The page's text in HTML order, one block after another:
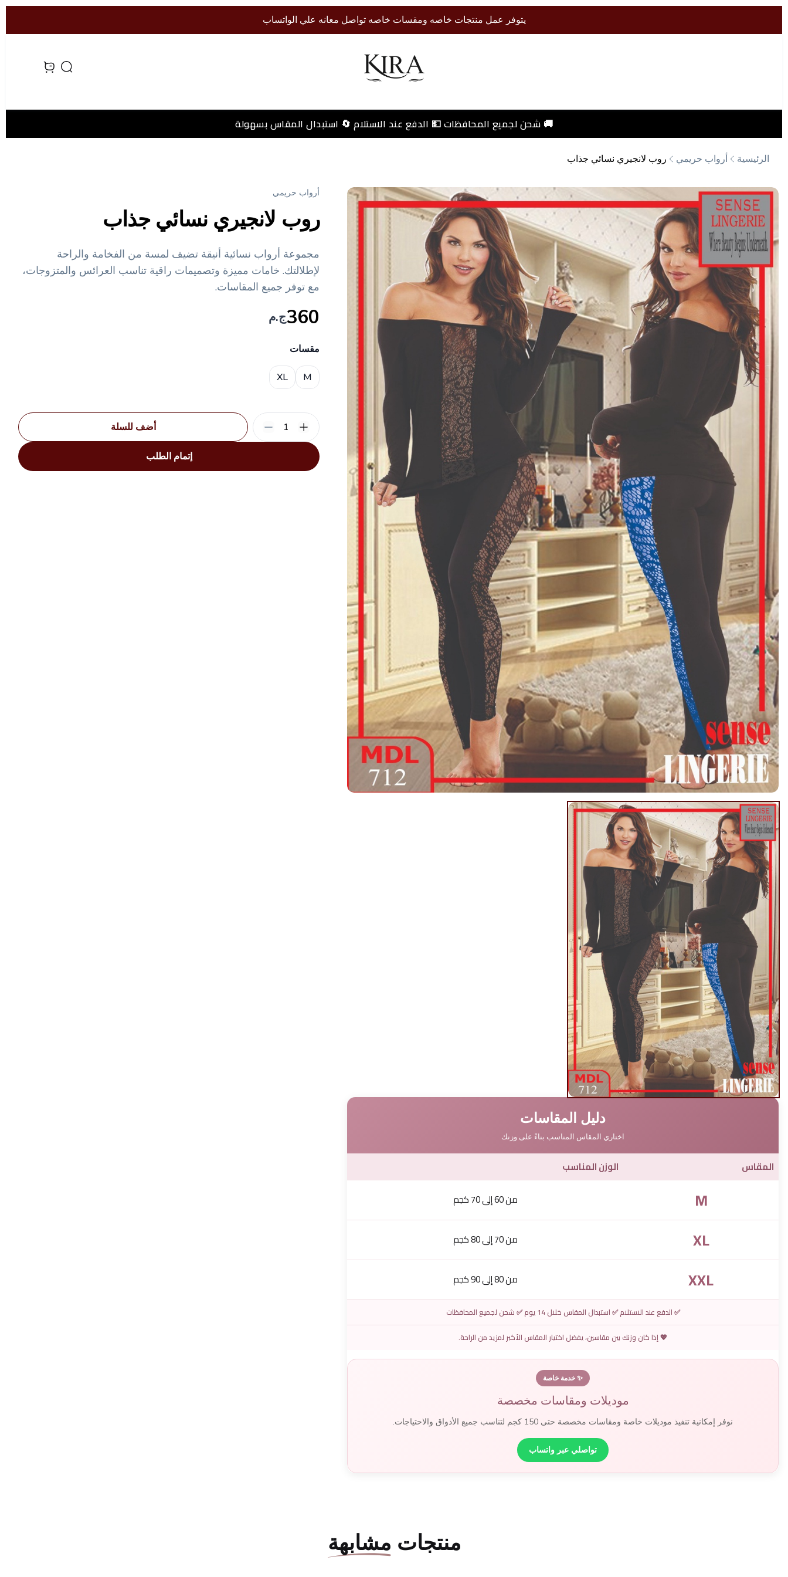
يتوفر عمل منتجات خاصه ومقسات خاصه تواصل معانه علي الواتساب
Search
view bag
🚚 شحن لجميع المحافظات 💵 الدفع عند الاستلام 🔄 استبدال المقاس بسهولة
الرئيسية أرواب حريمي روب لانجيري نسائي جذاب
دليل المقاسات
اختاري المقاس المناسب بناءً على وزنك
المقاس الوزن المناسب
M من 60 إلى 70 كجم
XL من 70 إلى 80 كجم
XXL من 80 إلى 90 كجم
✅ الدفع عند الاستلام ✅ استبدال المقاس خلال 14 يوم ✅ شحن لجميع المحافظات
💖 إذا كان وزنك بين مقاسين، يفضل اختيار المقاس الأكبر لمزيد من الراحة.
✨ خدمة خاصة
موديلات ومقاسات مخصصة
نوفر إمكانية تنفيذ موديلات خاصة ومقاسات مخصصة حتى 150 كجم لتناسب جميع الأذواق والاحتياجات.
تواصلي عبر واتساب
أرواب حريمي
روب لانجيري نسائي جذاب
مجموعة أرواب نسائية أنيقة تضيف لمسة من الفخامة والراحة
لإطلالتك. خامات مميزة وتصميمات راقية تناسب العرائس والمتزوجات،
مع توفر جميع المقاسات.
360ج.م
مقسات
Choose a size
M
XL
إتمام الطلب
أضف للسلة 1
منتجات مشابهة